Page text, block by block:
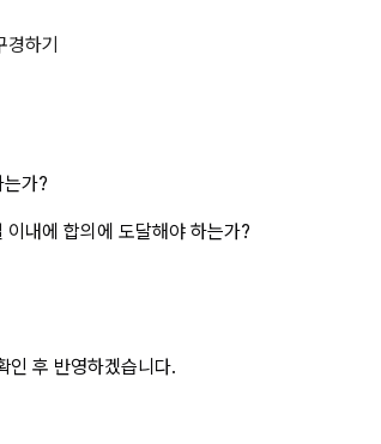
금의 조정 의무]1) 중
경하기
가?
내에 합의에 도달해야 하는가?
인 후 반영하겠습니다.